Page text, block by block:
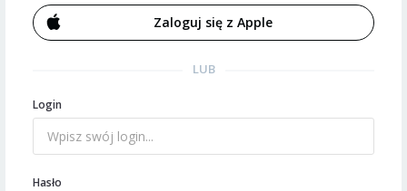
Zaloguj się z Apple
LUB
Login
Hasło